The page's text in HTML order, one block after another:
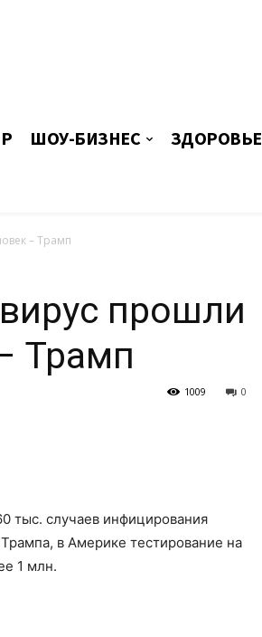
ШОУ-БИЗНЕС ЗДОРОВЬЕ
– Трамп
прошли
Трамп
0
1009
тыс. случаев инфицирования
в Америке тестирование на
1 млн.